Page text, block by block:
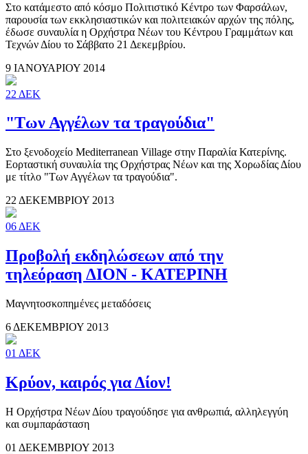
Στο κατάμεστο από κόσμο Πολιτιστικό Κέντρο των Φαρσάλων,
παρουσία των εκκλησιαστικών και πολιτειακών αρχών της πόλης,
έδωσε συναυλία η Ορχήστρα Νέων του Κέντρου Γραμμάτων και
Τεχνών Δίου το Σάββατο 21 Δεκεμβρίου.
9 ΙΑΝΟΥΑΡΙΟΥ 2014
22 ΔΕΚ
"Των Αγγέλων τα τραγούδια"
Στο ξενοδοχείο Mediterranean Village στην Παραλία Κατερίνης.
Εορταστική συναυλία της Ορχήστρας Νέων και της Χορωδίας Δίου
με τίτλο "Των Αγγέλων τα τραγούδια".
22 ΔΕΚΕΜΒΡΙΟΥ 2013
06 ΔΕΚ
Προβολή εκδηλώσεων από την
τηλεόραση ΔΙΟΝ - ΚΑΤΕΡΙΝΗ
Μαγνητοσκοπημένες μεταδόσεις
6 ΔΕΚΕΜΒΡΙΟΥ 2013
01 ΔΕΚ
Κρύον, καιρός για Δίον!
Η Ορχήστρα Νέων Δίου τραγούδησε για ανθρωπιά, αλληλεγγύη
και συμπαράσταση
01 ΔΕΚΕΜΒΡΙΟΥ 2013